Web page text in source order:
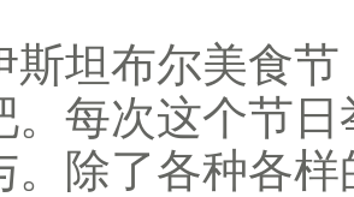
斯坦布尔美食
。每次这个节
。除了各种各